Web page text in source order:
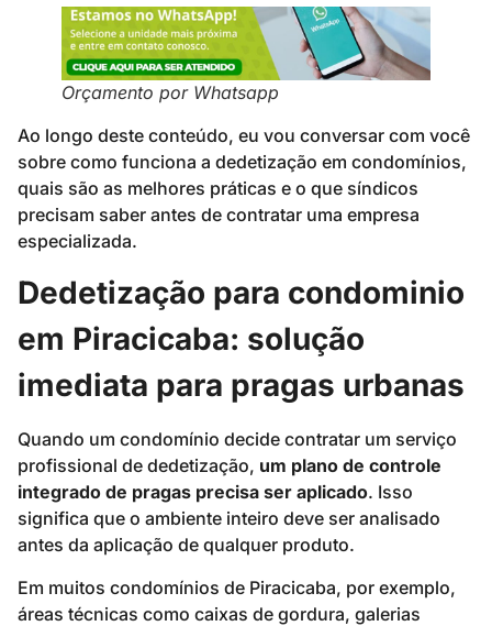
Orçamento por Whatsapp
Ao longo deste conteúdo, eu vou conversar com você
sobre como funciona a dedetização em condomínios,
quais são as melhores práticas e o que síndicos
precisam saber antes de contratar uma empresa
especializada.
Dedetização para condominio
em Piracicaba: solução
imediata para pragas urbanas
Quando um condomínio decide contratar um serviço
profissional de dedetização, um plano de controle
integrado de pragas precisa ser aplicado. Isso
significa que o ambiente inteiro deve ser analisado
antes da aplicação de qualquer produto.
Em muitos condomínios de Piracicaba, por exemplo,
áreas técnicas como caixas de gordura, galerias